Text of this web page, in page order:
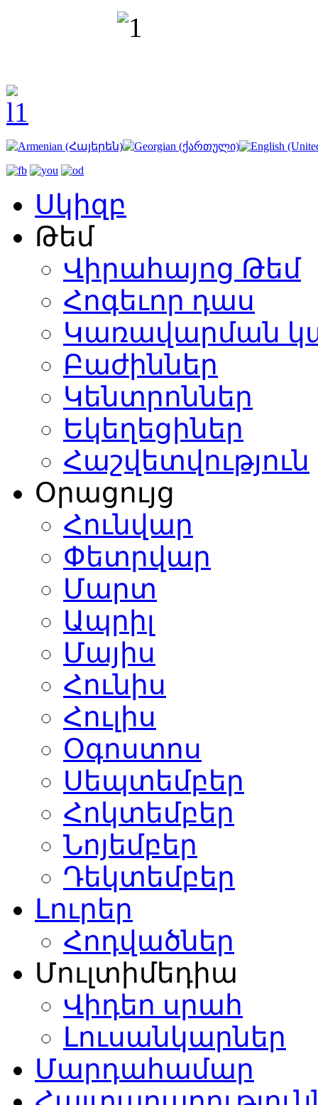
Սկիզբ
Թեմ
Վիրահայոց Թեմ
Հոգեւոր դաս
Կառավարման
Բաժիններ
Կենտրոններ
Եկեղեցիներ
Հաշվետվություն
Օրացույց
Հունվար
Փետրվար
Մարտ
Ապրիլ
Մայիս
Հունիս
Հուլիս
Օգոստոս
Սեպտեմբեր
Հոկտեմբեր
Նոյեմբեր
Դեկտեմբեր
Լուրեր
Հոդվածներ
Մուլտիմեդիա
Վիդեո սրահ
Լուսանկարներ
Մարդահամար